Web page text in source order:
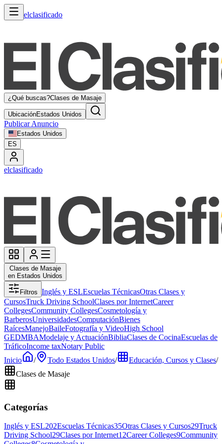
elclasificado
¿Qué buscas?Clases de Masaje
UbicaciónEstados Unidos
Publicar Anuncio
Estados Unidos
ES
elclasificado
Clases de Masaje
en Estados Unidos
Filtros Inglés y ESLEscuelas TécnicasOtras Clases y
CursosTruck Driving SchoolClases por InternetCareer
CollegesCommunity CollegesCosmetología y
BarberosUniversidadesComputaciónBienes
RaícesManejoBaileFotografía y VideoHigh School
GEDMBAModelaje y ActuaciónBibliaClases de CocinaEscuelas de
TráficoIncome taxNotary Public
Inicio
/ Todo Estados Unidos/ Educación, Cursos y Clases/
Clases de Masaje
Categorías
Inglés y ESL202Escuelas Técnicas35Otras Clases y Cursos29Truck
Driving School29Clases por Internet12Career Colleges9Community